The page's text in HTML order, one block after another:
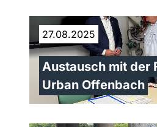
27.08.2025
Austausch mit der
Urban Offenbach